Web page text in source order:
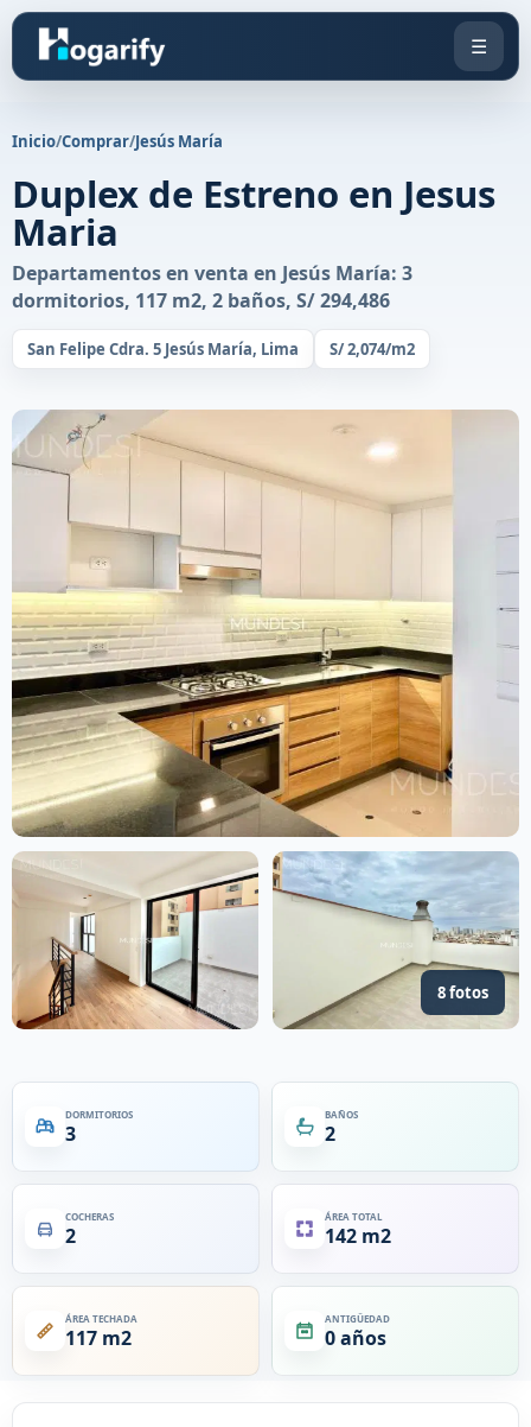
☰
Inicio/Comprar/Jesús María
Duplex de Estreno en Jesus
Maria
Departamentos en venta en Jesús María: 3
dormitorios, 117 m2, 2 baños, S/ 294,486
San Felipe Cdra. 5 Jesús María, Lima S/ 2,074/m2
8 fotos
DORMITORIOS
3
BAÑOS
2
COCHERAS
2
ÁREA TOTAL
142 m2
ÁREA TECHADA
117 m2
ANTIGÜEDAD
0 años